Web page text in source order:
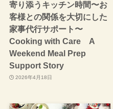
寄り添うキッチン時間〜お
客様との関係を大切にした
家事代行サポート〜
Cooking with Care A
Weekend Meal Prep
Support Story
2026年4月18日